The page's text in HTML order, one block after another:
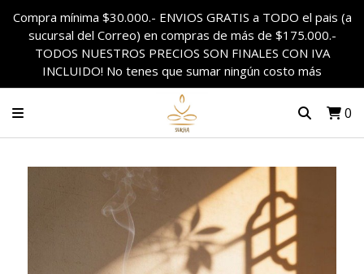
Compra mínima $30.000.- ENVIOS GRATIS a TODO el pais (a
sucursal del Correo) en compras de más de $175.000.-
TODOS NUESTROS PRECIOS SON FINALES CON IVA
INCLUIDO! No tenes que sumar ningún costo más
0